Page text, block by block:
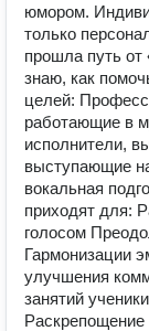
юмором.
только
прошла путь от
знаю, как
целей:
работающие в
исполнители,
выступающие
вокальная
приходят для:
голосом
Гармонизации
улучшения
занятий